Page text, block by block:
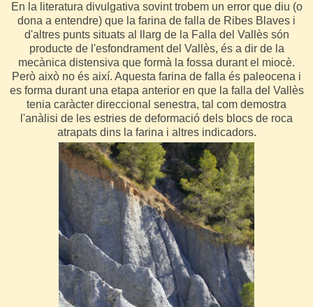
En la literatura divulgativa sovint trobem un error que diu (o
dona a entendre) que la farina de falla de Ribes Blaves i
d'altres punts situats al llarg de la Falla del Vallès són
producte de l'esfondrament del Vallès, és a dir de la
mecànica distensiva que formà la fossa durant el miocè.
Però això no és així. Aquesta farina de falla és paleocena i
es forma durant una etapa anterior en que la falla del Vallès
tenia caràcter direccional senestra, tal com demostra
l'anàlisi de les estries de deformació dels blocs de roca
atrapats dins la farina i altres indicadors.